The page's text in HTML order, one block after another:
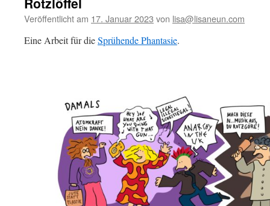
Veröffentlicht am 17. Januar 2023 von lisa@lisaneun.com
Eine Arbeit für dieSprühende Phantasie.